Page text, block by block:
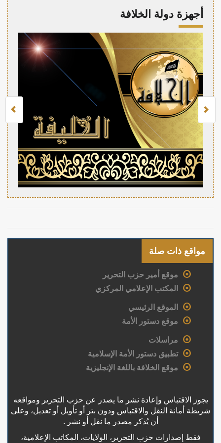
أجهزة دولة الخلافة
مواقع ذات صلة
موقع أمير حزب التحرير
المكتب الإعلامي المركزي
الموقع الرئيسي
موقع دستور الأمة
مراسلات
تطبيق دستور الأمة الإسلامية
موقع الخلافة باللغة الإنجليزية
يجوز الاقتباس وإعادة نشر ما يصدر عن حزب التحرير ومواقعه
شريطة أمانة النقل والاقتباس ودون بتر أو تأويل أو تعديل، وعلى
أن يُذكر مصدر ما نقل أو نشر .
فقط إصدارات حزب التحرير، الولايات، المكاتب الإعلامية،